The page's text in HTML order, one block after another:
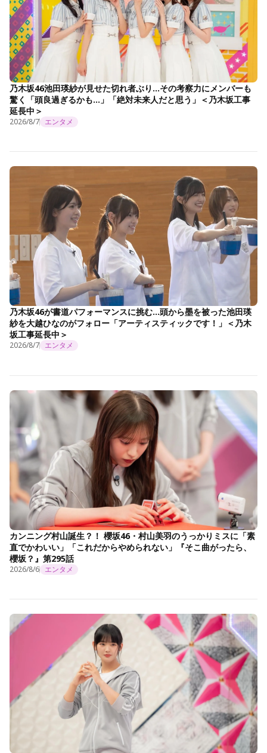
乃木坂46池田瑛紗が見せた切れ者ぶり…その考察力にメンバーも
驚く「頭良過ぎるかも…」「絶対未来人だと思う」＜乃木坂工事
延長中＞
2026/8/7 エンタメ
乃木坂46が書道パフォーマンスに挑む…頭から墨を被った池田瑛
紗を大越ひなのがフォロー「アーティスティックです！」＜乃木
坂工事延長中＞
2026/8/7 エンタメ
カンニング村山誕生？！ 櫻坂46・村山美羽のうっかりミスに「素
直でかわいい」「これだからやめられない」『そこ曲がったら、
櫻坂？』第295話
2026/8/6 エンタメ